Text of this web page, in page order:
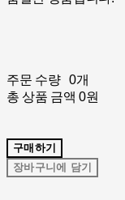
주문 수량
0개
총 상품 금액 0원
구매하기
장바구니에 담기